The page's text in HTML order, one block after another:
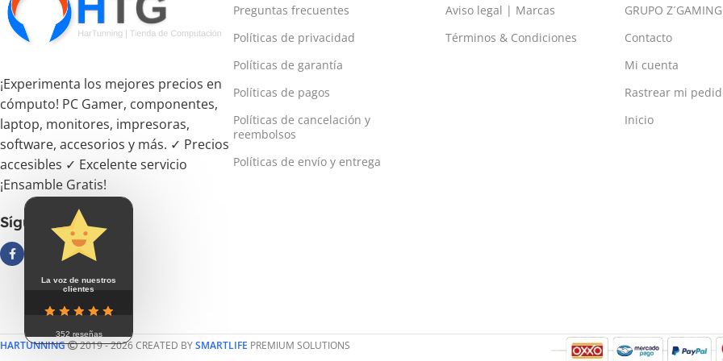
¡Experimenta los mejores precios en
cómputo! PC Gamer, componentes,
laptop, monitores, impresoras,
software, accesorios y más. ✓ Precios
accesibles ✓ Excelente servicio
¡Ensamble Gratis!
Síguenos
Preguntas frecuentes
Políticas de privacidad
Políticas de garantía
Políticas de pagos
Políticas de cancelación y
reembolsos
Políticas de envío y entrega
Aviso legal | Marcas
Términos & Condiciones
GRUPO Z´GAMING
Contacto
Mi cuenta
Rastrear mi
Inicio
HARTUNNING 2019 - 2026 CREATED BYSMARTLIFE PREMIUM SOLUTIONS
La voz de nuestros
clientes
352 reseñas